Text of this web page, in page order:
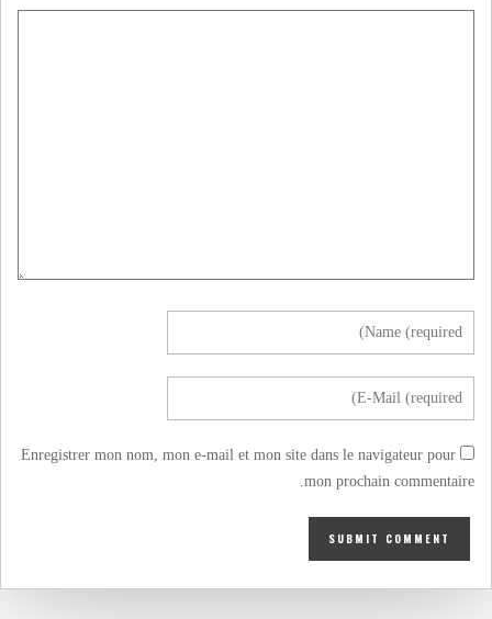
Enregistrer mon nom, mon e-mail et mon site dans le navigateur pour
mon prochain commentaire.